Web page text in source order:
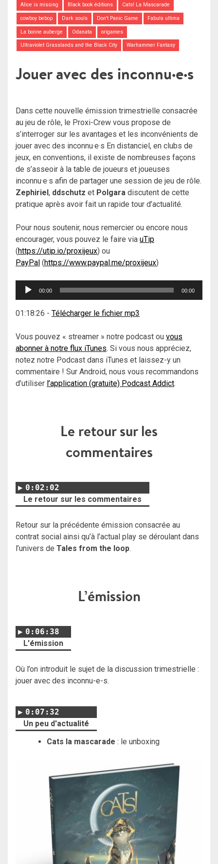
Alice is missing Black book éditions Cats! La Mascarade
cowboy bebop Dark souls Don't Panic Game Fabula ultima
La bonne auberge Odanata origames
Ultraviolet Grasslands and the Black City Warhammer Fantasy
Jouer avec des inconnu·e·s
Dans cette nouvelle émission trimestrielle consacrée
au jeu de rôle, le Proxi-Crew vous propose de
s’interroger sur les avantages et les inconvénients de
jouer avec des inconnu·e·s En distanciel, en clubs de
jeux, en conventions, il existe de nombreuses façons
de s’asseoir à la table de joueurs et joueuses
inconnu·e·s afin de partager une session de jeu de rôle.
Zephiriel , ddschutz et Polgara discutent de cette
pratique après avoir fait un rapide tour d’actualité.
Pour nous soutenir, nous remercier ou encore nous
encourager, vous pouvez le faire via uTip
(https://utip.io/proxijeux) ou
PayPal (https://www.paypal.me/proxijeux)
Lecteur
00:00 00:00
01:18:26 - Télécharger le fichier mp3
Vous pouvez « streamer » notre podcast ou vous
abonner à notre flux iTunes. Si vous nous appréciez,
notez notre Podcast dans iTunes et laissez-y un
commentaire ! Sur Android, nous vous recommandons
d’utiliser l’application (gratuite) Podcast Addict.
Le retour sur les
commentaires
0:02:02
Le retour sur les commentaires
Retour sur la précédente émission consacrée au
contrat social ainsi qu’à l’actual play se déroulant dans
l’univers de Tales from the loop.
L’émission
0:06:38
L'émission
Où l’on introduit le sujet de la discussion trimestrielle :
jouer avec des inconnu-e-s.
0:07:32
Un peu d'actualité
Cats la mascarade : le unboxing